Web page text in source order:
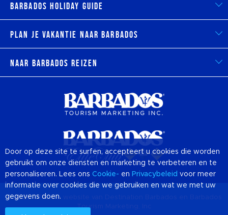
Barbados Holiday Guide
Plan je vakantie naar Barbados
Naar Barbados reizen
© 2026 Officiële website van Destination
Tourism Marketing, Inc
Door op deze site te surfen, accepteert u cookies die worden
gebruikt om onze diensten en marketing te verbeteren en te
personaliseren. Lees ons Cookie- en Privacybeleid voor meer
informatie over cookies die we gebruiken en wat we met uw
gegevens doen.